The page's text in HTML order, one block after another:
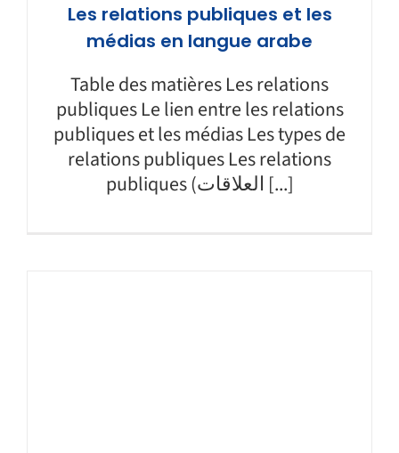
Les relations publiques et les
médias en langue arabe
Table des matières Les relations
publiques Le lien entre les relations
publiques et les médias Les types de
relations publiques Les relations
publiques (العلاقات [...]